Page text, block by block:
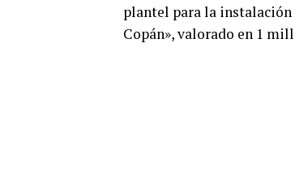
plantel para la instalación
Copán», valorado en 1